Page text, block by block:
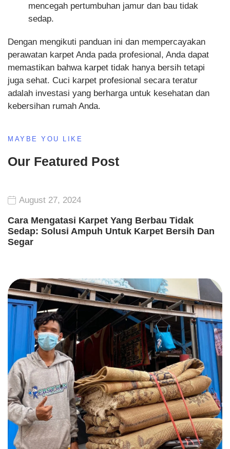
mencegah pertumbuhan jamur dan bau tidak
sedap.
Dengan mengikuti panduan ini dan mempercayakan
perawatan karpet Anda pada profesional, Anda dapat
memastikan bahwa karpet tidak hanya bersih tetapi
juga sehat. Cuci karpet profesional secara teratur
adalah investasi yang berharga untuk kesehatan dan
kebersihan rumah Anda.
MAYBE YOU LIKE
Our Featured Post
August 27, 2024
Cara Mengatasi Karpet Yang Berbau Tidak
Sedap: Solusi Ampuh Untuk Karpet Bersih Dan
Segar